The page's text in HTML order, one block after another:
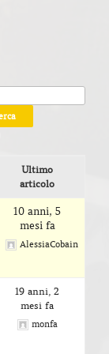
Ultimo
articolo
10 anni, 5
mesi fa
AlessiaCobain
19 anni, 2
mesi fa
monfa